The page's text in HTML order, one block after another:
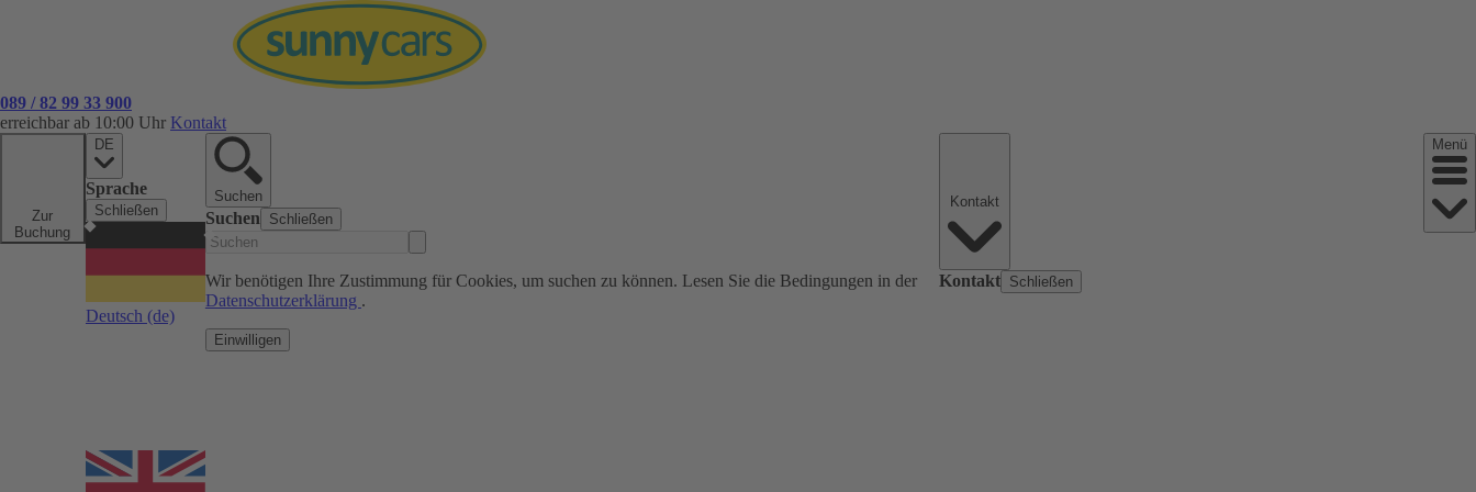
089 / 82 99 33 900
erreichbar ab 10:00 Uhr Kontakt
Zur
Buchung
DE
Sprache
Schließen
Deutsch (de)
Suchen
Suchen Schließen
Wir benötigen Ihre Zustimmung für Cookies, um suchen zu können. Lesen Sie die Bedingungen in der
Datenschutzerklärung .
Einwilligen
Kontakt Schließen
Menü